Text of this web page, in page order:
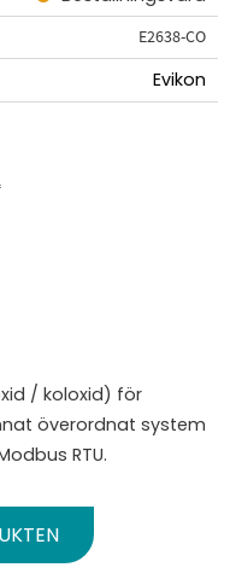
E2638-CO
Evikon
/ koloxid) för
överordnat system
RTU.